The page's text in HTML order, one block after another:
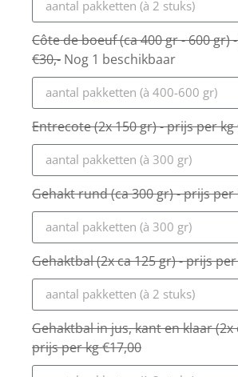
Côte de boeuf (ca 400 gr - 600 gr)
€30,- Nog 1 beschikbaar
Entrecote (2x 150 gr) - prijs per kg
Gehakt rund (ca 300 gr) - prijs per
Gehaktbal (2x ca 125 gr) - prijs
Gehaktbal in jus, kant en klaar (2x
prijs per kg €17,00